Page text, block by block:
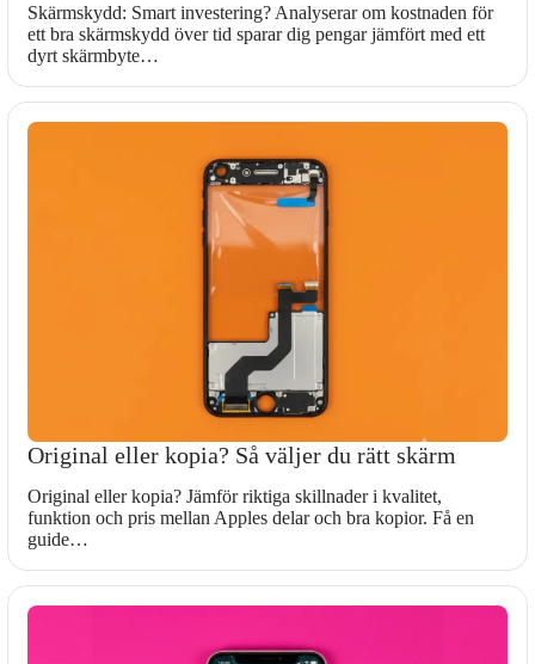
Skärmskydd: Smart investering? Analyserar om kostnaden för
ett bra skärmskydd över tid sparar dig pengar jämfört med ett
dyrt skärmbyte…
Original eller kopia? Så väljer du rätt skärm
Original eller kopia? Jämför riktiga skillnader i kvalitet,
funktion och pris mellan Apples delar och bra kopior. Få en
guide…